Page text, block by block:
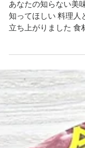
＆ライティ
あなたの知らない美
立ち上がりました 食
ガサキウーマ #なが
崎県物産ブランド推